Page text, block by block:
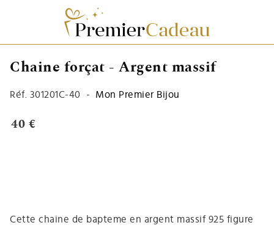
Chaine forçat - Argent massif
Réf. 301201C-40 - Mon Premier Bijou
40 €
Cette chaine de bapteme en argent massif 925 figure